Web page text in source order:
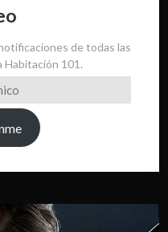
de todas las
Habitación 101.